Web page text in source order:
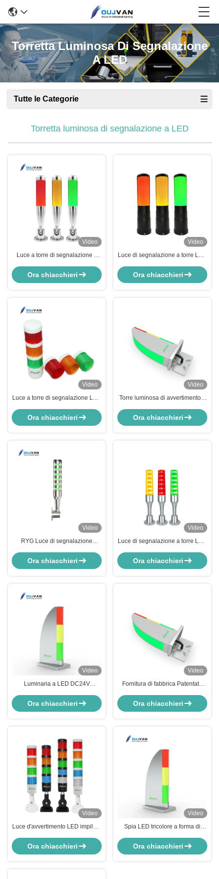
Torretta Luminosa Di Segnalazione
A LED
Tutte le Categorie
Torretta luminosa di segnalazione a LED
Video
Luce a torre di segnalazione a
luce di avvertimento a LED in
alluminio, stabile
Ora chiacchieri
Video
Luce di segnalazione a torre LED
avvertimento per macchine, 3
colori, lampeggiante, 12V 24V
Ora chiacchieri
Video
Luce a torre di segnalazione LED
fascio a 360°, IP53, 50000 ore,
luce di avvertimento a torre
Ora chiacchieri
Video
Torre luminosa di avvertimento a
estetico e circuitale nautico
Ora chiacchieri
Video
RYG Luce di segnalazione
macchine CNC Supporto
Ora chiacchieri
Video
Luce di segnalazione a torre LED
fascio di 360° e lampeggio
Ora chiacchieri
Video
Luminaria a LED DC24V
durata di vita di 70000 ore per
Ora chiacchieri
Video
Fornitura di fabbrica Patentato
Luce di avvertimento DC24V
lampada di segnale pieghevole
Ora chiacchieri
Video
Luce d'avvertimento LED impilata
segnale della macchina di serie
Q1 per il macchinario
Ora chiacchieri
Video
Spia LED tricolore a forma di
Ora chiacchieri